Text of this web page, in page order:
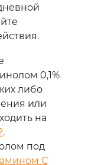
0,1%
либо
или
на
.
под
С